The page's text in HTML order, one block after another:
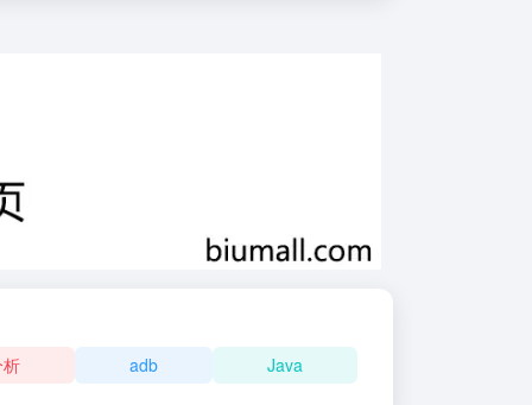
adb Java